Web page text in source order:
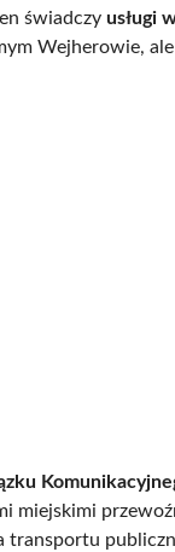
świadczy usługi
Wejherowie,
miejskimi
transportu